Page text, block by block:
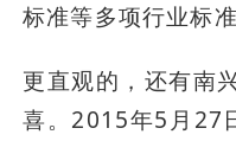
标准等多项行业标
更直观的，还有南
喜。2015年5月27